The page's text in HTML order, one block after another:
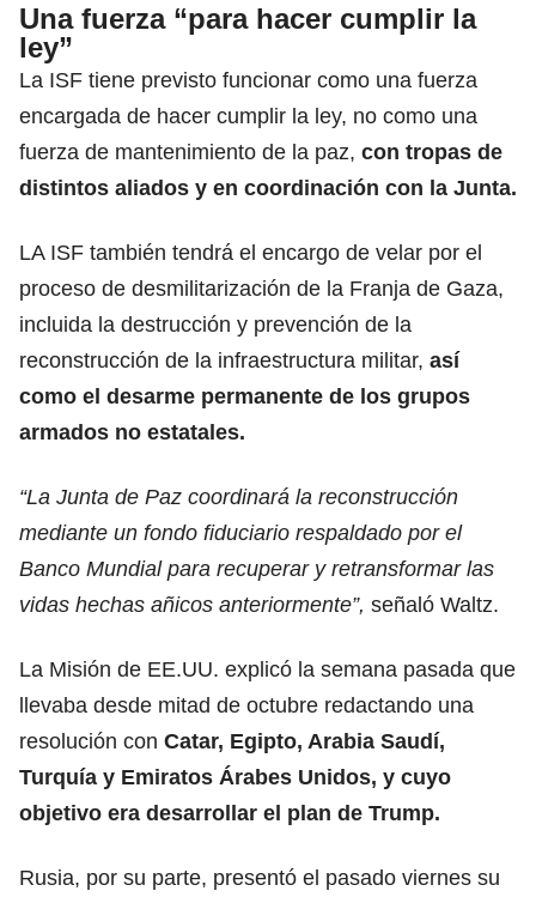
Una fuerza “para hacer cumplir la
ley”
La ISF tiene previsto funcionar como una fuerza
encargada de hacer cumplir la ley, no como una
fuerza de mantenimiento de la paz, con tropas de
distintos aliados y en coordinación con la Junta.
LA ISF también tendrá el encargo de velar por el
proceso de desmilitarización de la Franja de Gaza,
incluida la destrucción y prevención de la
reconstrucción de la infraestructura militar, así
como el desarme permanente de los grupos
armados no estatales.
“La Junta de Paz coordinará la reconstrucción
mediante un fondo fiduciario respaldado por el
Banco Mundial para recuperar y retransformar las
vidas hechas añicos anteriormente”, señaló Waltz.
La Misión de EE.UU. explicó la semana pasada que
llevaba desde mitad de octubre redactando una
resolución con Catar, Egipto, Arabia Saudí,
Turquía y Emiratos Árabes Unidos, y cuyo
objetivo era desarrollar el plan de Trump.
Rusia, por su parte, presentó el pasado viernes su